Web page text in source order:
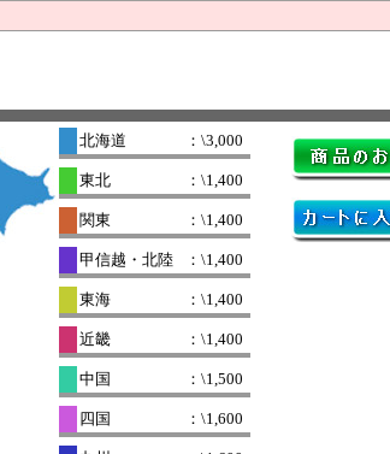
北海道 ：\3,000
東北 ：\1,400
関東 ：\1,400
甲信越・北陸 ：\1,400
東海 ：\1,400
近畿 ：\1,400
中国 ：\1,500
四国 ：\1,600